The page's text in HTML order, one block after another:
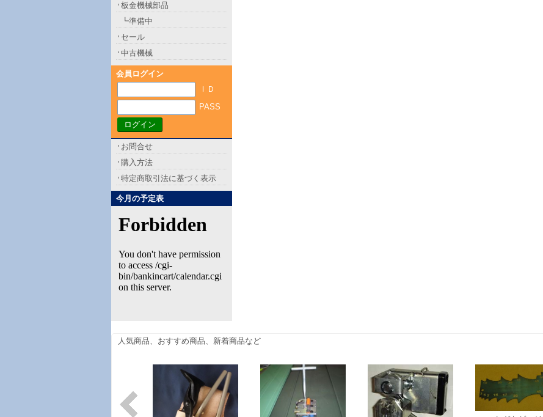
板金機械部品
┗準備中
セール
中古機械
会員ログイン
ＩＤ
PASS
お問合せ
購入方法
特定商取引法に基づく表示
今月の予定表